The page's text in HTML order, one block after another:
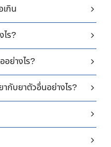
เกิน
ไร?
อย่างไร?
กับยาตัวอื่นอย่างไร?